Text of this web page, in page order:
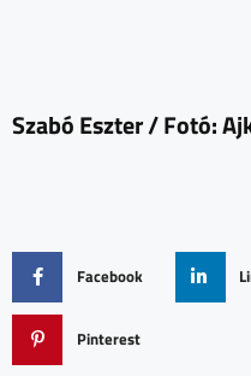
Szabó Eszter / Fotó:
Facebook
Pinterest